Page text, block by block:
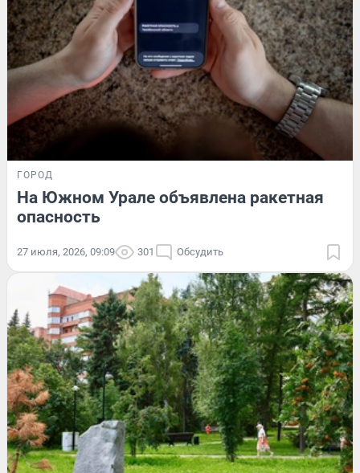
ГОРОД
На Южном Урале объявлена ракетная
опасность
27 июля, 2026, 09:09 301 Обсудить